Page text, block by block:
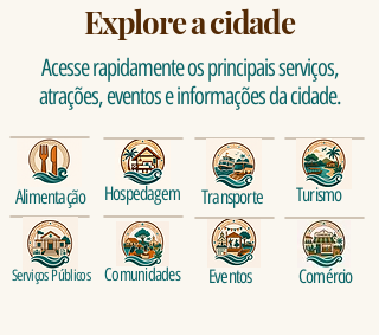
Explore a cidade
Acesse rapidamente os principais serviços,
atrações, eventos e informações da cidade.
Alimentação
Serviços Públicos
Hospedagem
Comunidades
Transporte Turismo
Eventos Comércio